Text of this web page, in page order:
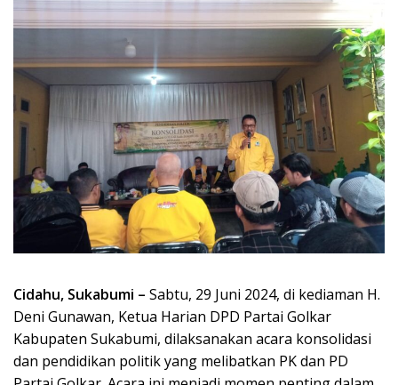
Cidahu, Sukabumi – Sabtu, 29 Juni 2024, di kediaman H.
Deni Gunawan, Ketua Harian DPD Partai Golkar
Kabupaten Sukabumi, dilaksanakan acara konsolidasi
dan pendidikan politik yang melibatkan PK dan PD